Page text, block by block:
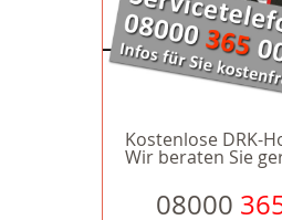
Kostenlose DRK-
Wir beraten Sie
08000